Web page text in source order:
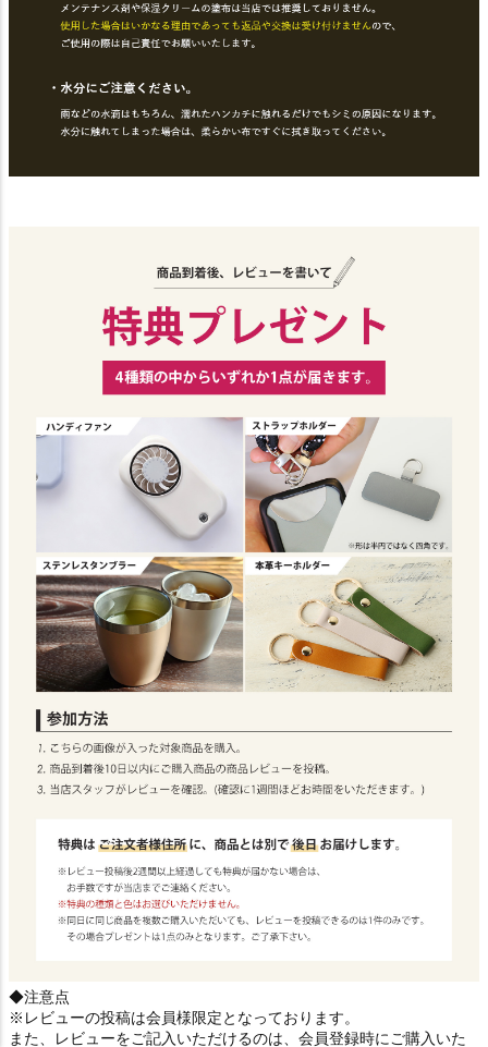
◆注意点
※レビューの投稿は会員様限定となっております。
また、レビューをご記入いただけるのは、会員登録時にご購入いた